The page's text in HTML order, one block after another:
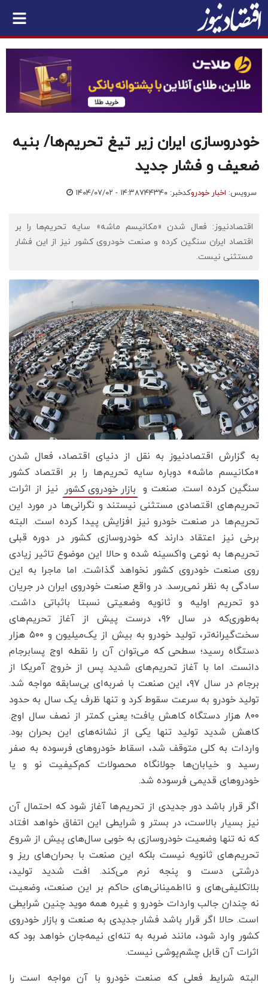
خودروسازی ایران زیر تیغ تحریم‌ها/ بنیه
ضعیف و فشار جدید
سرویس: اخبار خودروکدخبر: ۷۴۴۳۴۰ ۱۴۰۴/۰۷/۰۲ - ۱۴:۳۸
اقتصادنیوز: فعال شدن «مکانیسم ماشه» سایه تحریم‌ها را بر
اقتصاد ایران سنگین کرده و صنعت خودروی کشور نیز از این فشار
مستثنی نیست.
به گزارش اقتصادنیوز به نقل از دنیای اقتصاد، فعال شدن
«مکانیسم ماشه» دوباره سایه تحریم‌ها را بر اقتصاد کشور
سنگین کرده است. صنعت و بازار خودروی کشور
نیز از اثرات
تحریم‌های اقتصادی مستثنی نیستند و نگرانی‌ها در مورد این
تحریم‌ها در صنعت خودرو نیز افزایش پیدا کرده است. البته
برخی نیز اعتقاد دارند که خودروسازی کشور در دوره قبلی
تحریم‌ها به نوعی واکسینه شده و حالا این موضوع تاثیر زیادی
روی صنعت خودروی کشور نخواهد گذاشت. اما ماجرا به این
سادگی به نظر نمی‌رسد. در واقع صنعت خودروی ایران در جریان
دو تحریم اولیه و ثانویه وضعیتی نسبتا باثباتی داشت.
به‌طوری‌که در سال ۹۶، درست پیش از آغاز تحریم‌های
سخت‌گیرانه‌تر، تولید خودرو به بیش از یک‌میلیون و ۵۰۰ هزار
دستگاه رسید؛ سطحی که می‌توان آن را نقطه اوج پسابرجام
دانست. اما با آغاز تحریم‌های شدید پس از خروج آمریکا از
برجام در سال ۹۷، این صنعت با ضربه‌ای بی‌سابقه مواجه شد.
تولید خودرو به سرعت سقوط کرد و تنها ظرف یک سال به حدود
۸۰۰ هزار دستگاه کاهش یافت؛ یعنی کمتر از نصف سال اوج.
کاهش شدید تولید تنها یکی از نشانه‌های این بحران بود.
واردات به کلی متوقف شد، اسقاط خودروهای فرسوده به صفر
رسید و خیابان‌ها جولانگاه محصولات کم‌کیفیت نو و یا
خودروهای قدیمی فرسوده شد.
اگر قرار باشد دور جدیدی از تحریم‌ها آغاز شود که احتمال آن
نیز بسیار بالاست، در بستر و شرایطی این اتفاق خواهد افتاد
که نه تنها وضعیت خودروسازی به خوبی سال‌های پیش از شروع
تحریم‌های ثانویه نیست بلکه این صنعت با بحران‌های ریز و
درشتی دست و پنجه نرم می‌کند. افت شدید تولید،
بلاتکلیفی‌های و نااطمینانی‌های حاکم بر این صنعت، وضعیت
نه چندان جالب واردات خودرو و غیره همه موید چنین شرایطی
است. حالا اگر قرار باشد فشار جدیدی به صنعت و بازار خودروی
کشور وارد شود، مانند ضربه به تنه‌ای نیمه‌جان خواهد بود که
اثرات آن قابل چشم‌پوشی نیست.
البته شرایط فعلی که صنعت خودرو با آن مواجه است را